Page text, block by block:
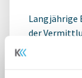
Langjährige
der